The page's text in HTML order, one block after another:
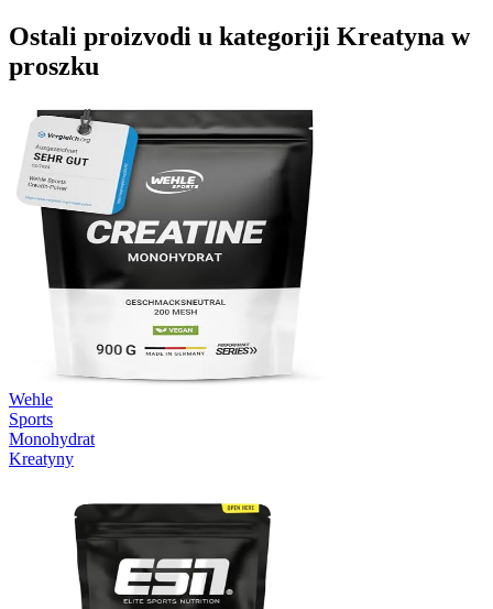
Ostali proizvodi u kategoriji Kreatyna w
proszku
Wehle
Sports
Monohydrat
Kreatyny